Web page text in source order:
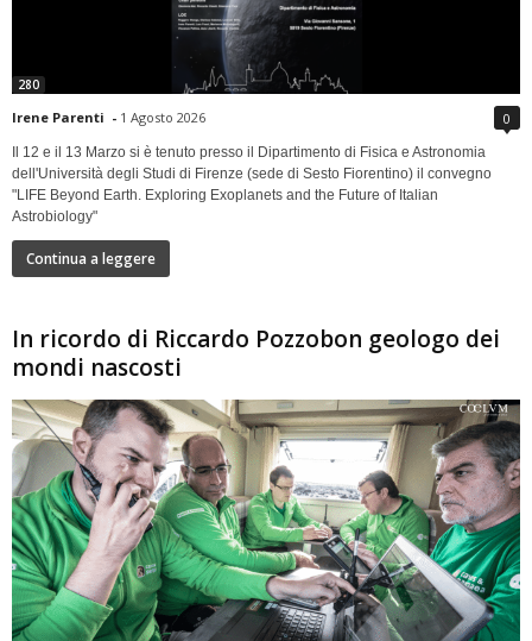
280
Irene Parenti - 1 Agosto 2026 0
Il 12 e il 13 Marzo si è tenuto presso il Dipartimento di Fisica e Astronomia
dell'Università degli Studi di Firenze (sede di Sesto Fiorentino) il convegno
"LIFE Beyond Earth. Exploring Exoplanets and the Future of Italian
Astrobiology"
Continua a leggere
In ricordo di Riccardo Pozzobon geologo dei
mondi nascosti